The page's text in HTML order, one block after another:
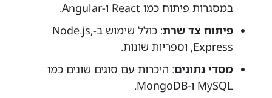
במסגרות פיתוח כמו React ו-Angular.
פיתוח צד שרת
: כולל שימוש ב-Node.js,
Express, וספריות שונות.
מסדי נתונים: היכרות עם סוגים שונים כמו
MySQL ו-MongoDB.